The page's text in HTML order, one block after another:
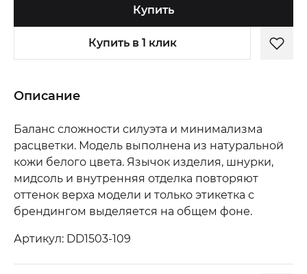
Купить
Купить в 1 клик
Описание
Баланс сложности силуэта и минимализма
расцветки. Модель выполнена из натуральной
кожи белого цвета. Язычок изделия, шнурки,
мидсоль и внутренняя отделка повторяют
оттенок верха модели и только этикетка с
брендингом выделяется на общем фоне.
Артикул: DD1503-109